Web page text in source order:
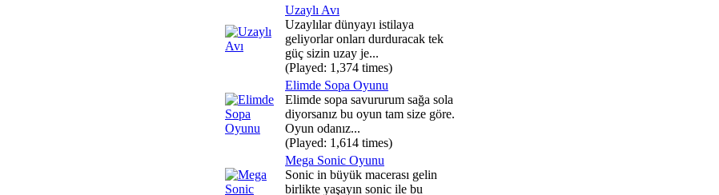
Uzaylı Avı
Uzaylılar dünyayı istilaya
geliyorlar onları durduracak tek
güç sizin uzay je...
(Played: 1,374 times)
Elimde Sopa Oyunu
Elimde sopa savururum sağa sola
diyorsanız bu oyun tam size göre.
Oyun odanız...
(Played: 1,614 times)
Mega Sonic Oyunu
Sonic in büyük macerası gelin
birlikte yaşayın sonic ile bu